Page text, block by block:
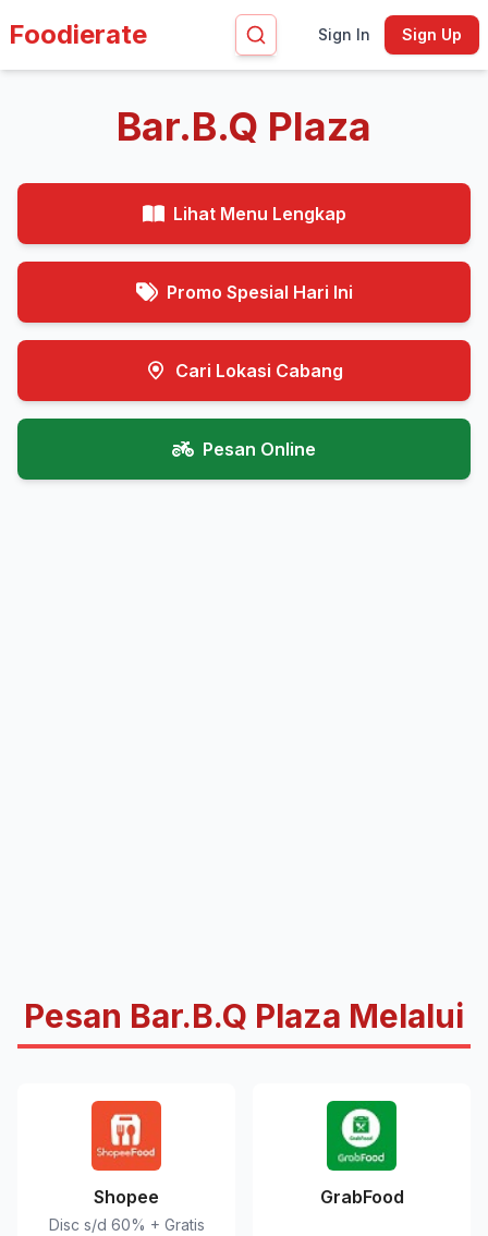
Foodierate Sign In Sign Up
Bar.B.Q Plaza
Lihat Menu Lengkap
Promo Spesial Hari Ini
Cari Lokasi Cabang
Pesan Online
Pesan Bar.B.Q Plaza Melalui
Shopee
Disc s/d 60% + Gratis
GrabFood